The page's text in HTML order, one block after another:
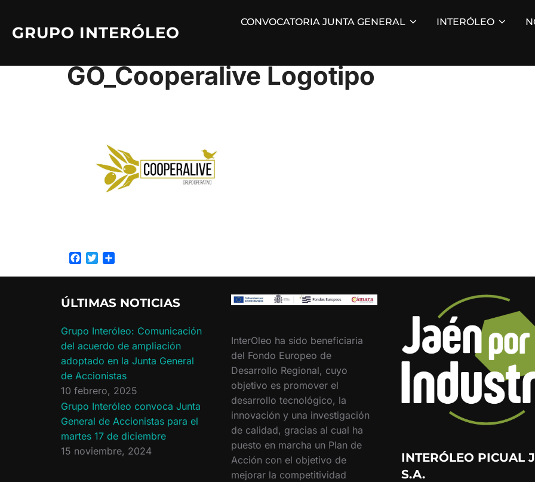
contenido
GRUPO INTERÓLEO
CONVOCATORIA JUNTA GENERAL INTERÓLEO
GO_Cooperalive Logotipo
b
o
k
t
r
a
t
ÚLTIMAS NOTICIAS
Grupo Interóleo: Comunicación
del acuerdo de ampliación
adoptado en la Junta General
de Accionistas
10 febrero, 2025
Grupo Interóleo convoca Junta
General de Accionistas para el
martes 17 de diciembre
15 noviembre, 2024
InterOleo ha sido beneficiaria
del Fondo Europeo de
Desarrollo Regional, cuyo
objetivo es promover el
desarrollo tecnológico, la
innovación y una investigación
de calidad, gracias al cual ha
puesto en marcha un Plan de
Acción con el objetivo de
mejorar la competitividad
INTERÓLEO PICUAL
S.A.